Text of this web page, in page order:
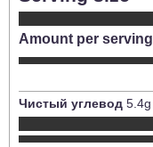
Amount per serving
Чистый углевод 5.4g